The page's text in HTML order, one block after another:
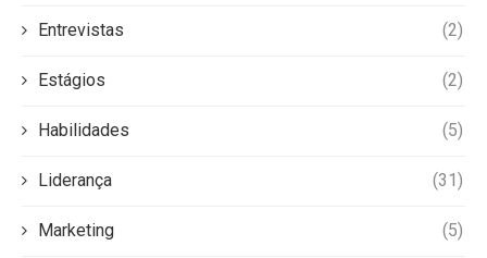
Entrevistas (2)
Estágios (2)
Habilidades (5)
Liderança (31)
Marketing (5)